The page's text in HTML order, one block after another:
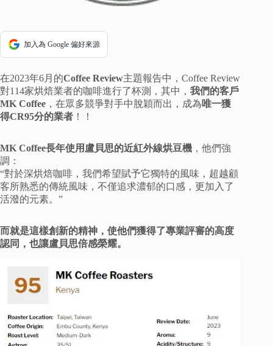
加入為 Google 偏好來源
在2023年6月的Coffee Review主題報告中，Coffee Review
對114家烘焙業者的咖啡進行了杯測，其中， 我們的客戶
MK Coffee ，在眾多競爭對手中脫穎而出，成為唯一獲
得CR95分的業者 ！！
MK Coffee長年使用盧貝思的近紅外線烘豆機 ，他們強
調：
“對於深烘焙咖啡，我們希望賦予它獨特的風味，超越顧
客所熟悉的傳統風味，不僅追求濃郁的口感，更加入了
活潑的元素。”
而就是這樣創新的精神，使他們獲得了專業評審的高度
認同，也讓盧貝思倍感榮耀。